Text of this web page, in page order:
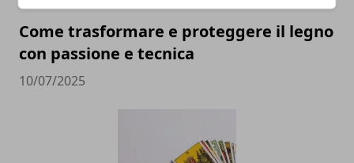
Come trasformare e proteggere il legno
con passione e tecnica
10/07/2025